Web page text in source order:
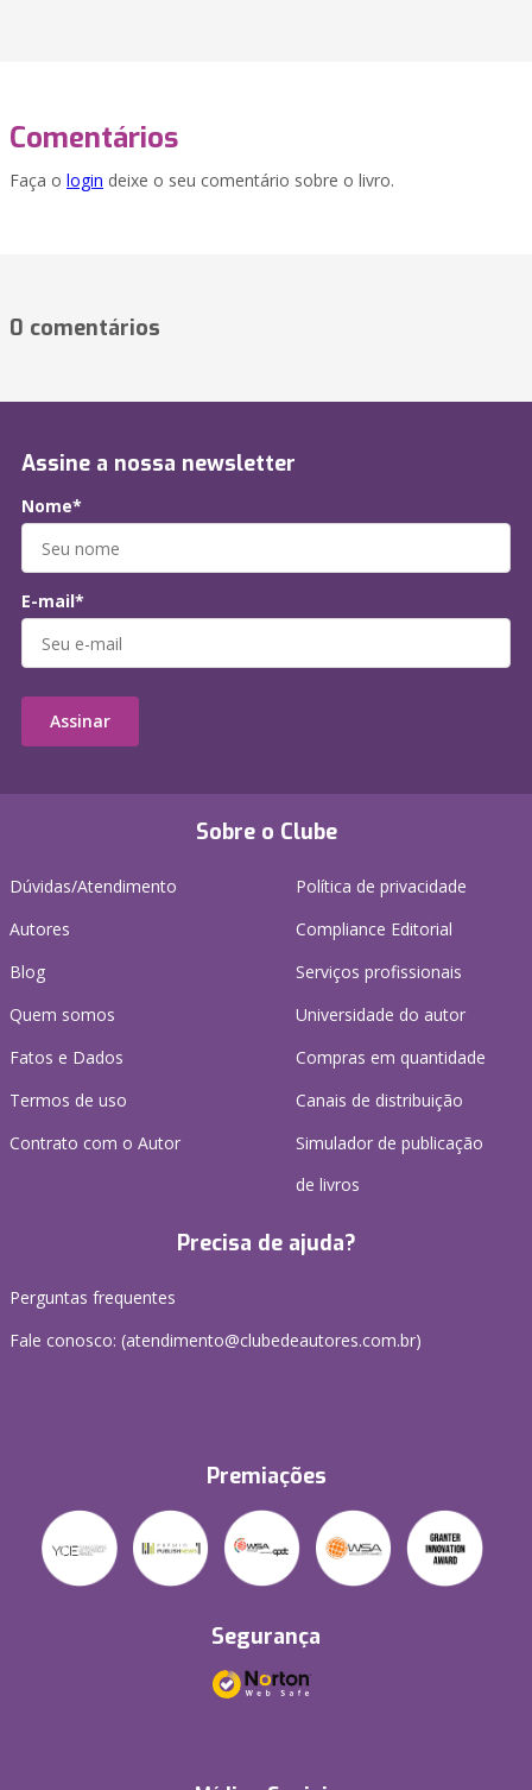
Comentários
Faça o login deixe o seu comentário sobre o livro.
0 comentários
Sobre o Clube
Dúvidas/Atendimento
Autores
Blog
Quem somos
Fatos e Dados
Termos de uso
Contrato com o Autor
Política de privacidade
Compliance Editorial
Serviços profissionais
Universidade do autor
Compras em quantidade
Canais de distribuição
Simulador de publicação
de livros
Precisa de ajuda?
Perguntas frequentes
Fale conosco: (atendimento@clubedeautores.com.br)
Premiações
Segurança
Assine a nossa newsletter
Nome*
E-mail*
Assinar